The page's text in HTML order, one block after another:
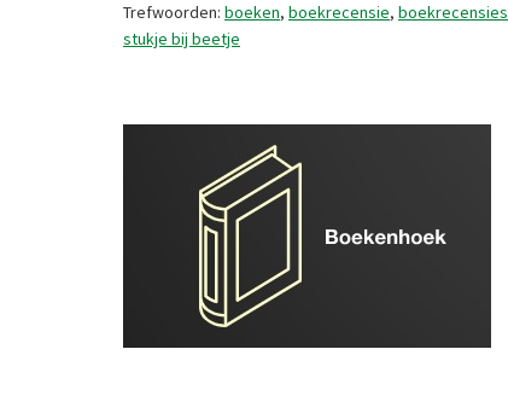
Trefwoorden: boeken, boekrecensie, boekrecensies
stukje bij beetje